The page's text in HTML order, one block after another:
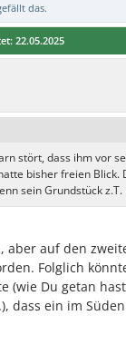
das.
22.05.2025
stört, dass ihm vor
bisher freien Blick.
sein Grundstück
aber auf den
Folglich
(wie Du getan
dass ein im